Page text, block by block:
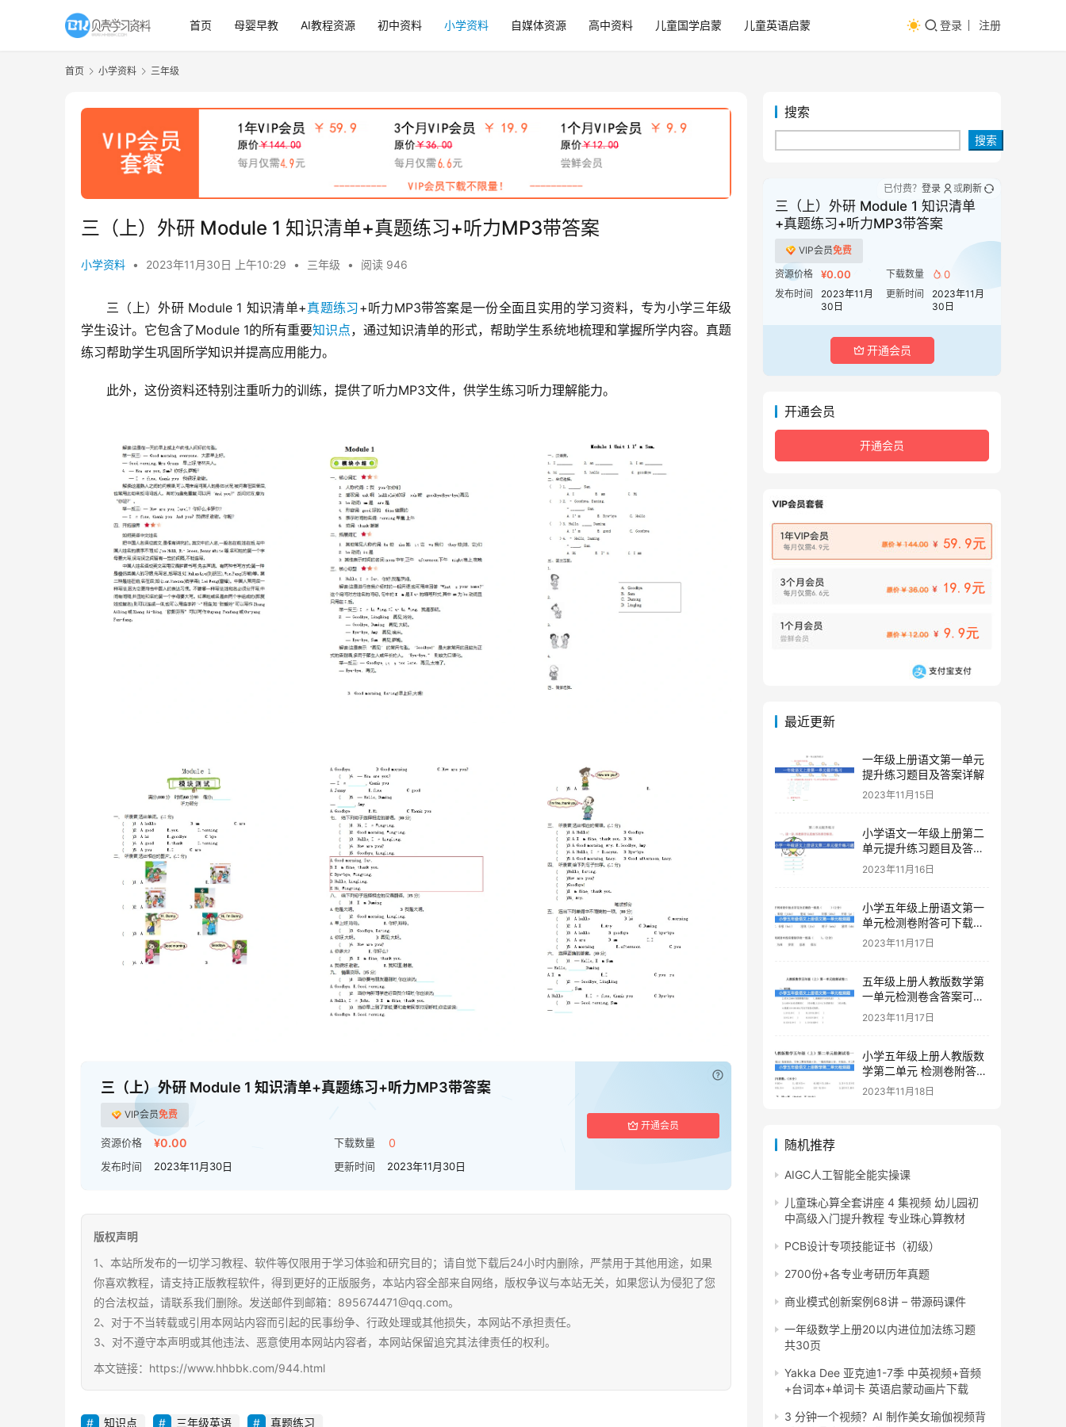
首页 母婴早教 AI教程资源 初中资料 小学资料 自媒体资源 高中资料 儿童国学启蒙 儿童英语启蒙 登录 注册
首页 小学资料 三年级
三（上）外研 Module 1 知识清单+真题练习+听力MP3带答案
小学资料 • 2023年11月30日 上午10:29 • 三年级 • 阅读 946
三（上）外研 Module 1 知识清单+真题练习+听力MP3带答案是一份全面且实用的学习资料，专为小学三年级
学生设计。它包含了Module 1的所有重要知识点，通过知识清单的形式，帮助学生系统地梳理和掌握所学内容。真题
练习帮助学生巩固所学知识并提高应用能力。
此外，这份资料还特别注重听力的训练，提供了听力MP3文件，供学生练习听力理解能力。
三（上）外研 Module 1 知识清单+真题练习+听力MP3带答案
VIP会员免费
资源价格 ¥0.00 下载数量 0
发布时间 2023年11月30日 更新时间 2023年11月30日
开通会员
登录 或刷新
版权声明
1、本站所发布的一切学习教程、软件等仅限用于学习体验和研究目的；请自觉下载后24小时内删除，严禁用于其他用途，如果
你喜欢教程，请支持正版教程软件，得到更好的正版服务，本站内容全部来自网络，版权争议与本站无关，如果您认为侵犯了您
的合法权益，请联系我们删除。发送邮件到邮箱：895674471@qq.com。
2、对于不当转载或引用本网站内容而引起的民事纷争、行政处理或其他损失，本网站不承担责任。
3、对不遵守本声明或其他违法、恶意使用本网站内容者，本网站保留追究其法律责任的权利。
本文链接：https://www.hhbbk.com/944.html
知识点 三年级英语 真题练习
搜索
搜索
三（上）外研 Module 1 知识清单
+真题练习+听力MP3带答案
VIP会员免费
资源价格
¥0.00 下载数量 0
发布时间
2023年11月
30日
更新时间
2023年11月
30日
开通会员
已付费？ 登录 或刷新
开通会员
开通会员
最近更新
一年级上册语文第一单元
提升练习题目及答案详解
2023年11月15日
小学语文一年级上册第二
单元提升练习题目及答案
下载
2023年11月16日
小学五年级上册语文第一
单元检测卷附答可下载打
印
2023年11月17日
五年级上册人教版数学第
一单元检测卷含答案可下
载打印
2023年11月17日
小学五年级上册人教版数
学第二单元 检测卷附答案
下载
2023年11月18日
随机推荐
AIGC人工智能全能实操课
儿童珠心算全套讲座 4 集视频 幼儿园初
中高级入门提升教程 专业珠心算教材
PCB设计专项技能证书（初级）
2700份+各专业考研历年真题
商业模式创新案例68讲 – 带源码课件
一年级数学上册20以内进位加法练习题
共30页
Yakka Dee 亚克迪1-7季 中英视频+音频
+台词本+单词卡 英语启蒙动画片下载
3 分钟一个视频？AI 制作美女瑜伽视频背